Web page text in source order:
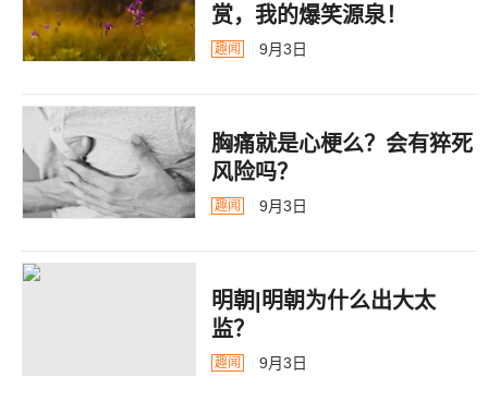
赏，我的爆笑源泉！
趣闻 9月3日
胸痛就是心梗么？会有猝死
风险吗？
趣闻 9月3日
明朝|明朝为什么出大太
监？ ​​​
趣闻 9月3日